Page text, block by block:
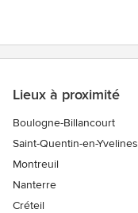
Lieux à proximité
Boulogne-Billancourt
Saint-Quentin-en-Yvelines
Montreuil
Nanterre
Créteil